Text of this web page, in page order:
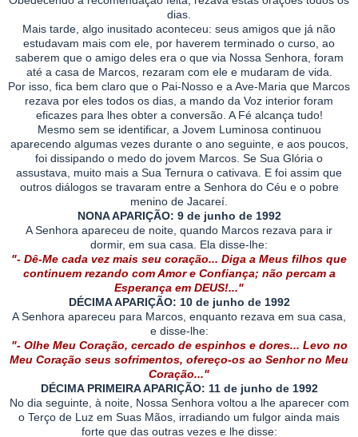
dias.
Mais tarde, algo inusitado aconteceu: seus amigos que já não
estudavam mais com ele, por haverem terminado o curso, ao
saberem que o amigo deles era o que via Nossa Senhora, foram
até a casa de Marcos, rezaram com ele e mudaram de vida.
Por isso, fica bem claro que o Pai-Nosso e a Ave-Maria que Marcos
rezava por eles todos os dias, a mando da Voz interior foram
eficazes para lhes obter a conversão. A Fé alcança tudo!
Mesmo sem se identificar, a Jovem Luminosa continuou
aparecendo algumas vezes durante o ano seguinte, e aos poucos,
foi dissipando o medo do jovem Marcos. Se Sua Glória o
assustava, muito mais a Sua Ternura o cativava. E foi assim que
outros diálogos se travaram entre a Senhora do Céu e o pobre
menino de Jacareí.
NONA APARIÇÃO: 9 de junho de 1992
A Senhora apareceu de noite, quando Marcos rezava para ir
dormir, em sua casa. Ela disse-lhe:
"- Dê-Me cada vez mais seu coração... Diga a Meus filhos que
continuem rezando com Amor e Confiança; não percam a
Esperança em DEUS!..."
DÉCIMA APARIÇÃO: 10 de junho de 1992
A Senhora apareceu para Marcos, enquanto rezava em sua casa,
e disse-lhe:
"- Olhe Meu Coração, cercado de espinhos e dores... Levo no
Meu Coração seus sofrimentos, ofereço-os ao Senhor no Meu
Coração..."
DÉCIMA PRIMEIRA APARIÇÃO: 11 de junho de 1992
No dia seguinte, à noite, Nossa Senhora voltou a lhe aparecer com
o Terço de Luz em Suas Mãos, irradiando um fulgor ainda mais
forte que das outras vezes e lhe disse: